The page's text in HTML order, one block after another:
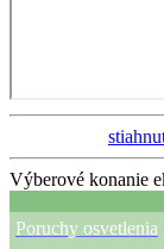
Výberové konanie
Poruchy osvetlenia